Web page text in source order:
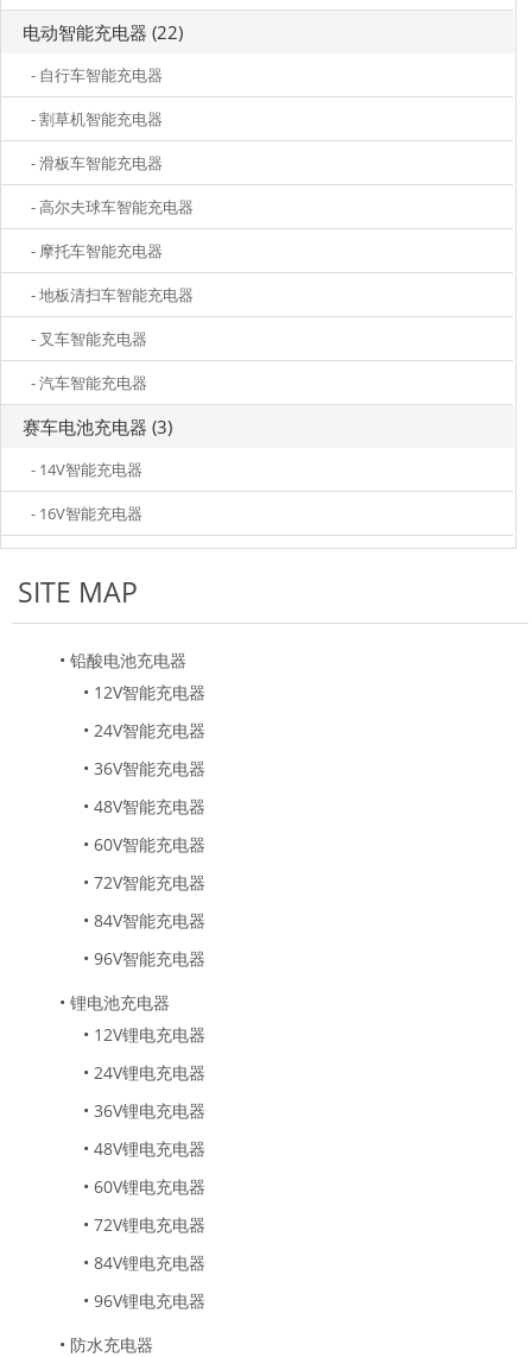
电动智能充电器 (22)
- 自行车智能充电器
- 割草机智能充电器
- 滑板车智能充电器
- 高尔夫球车智能充电器
- 摩托车智能充电器
- 地板清扫车智能充电器
- 叉车智能充电器
- 汽车智能充电器
赛车电池充电器 (3)
- 14V智能充电器
- 16V智能充电器
SITE MAP
• 铅酸电池充电器
• 12V智能充电器
• 24V智能充电器
• 36V智能充电器
• 48V智能充电器
• 60V智能充电器
• 72V智能充电器
• 84V智能充电器
• 96V智能充电器
• 锂电池充电器
• 12V锂电充电器
• 24V锂电充电器
• 36V锂电充电器
• 48V锂电充电器
• 60V锂电充电器
• 72V锂电充电器
• 84V锂电充电器
• 96V锂电充电器
• 防水充电器